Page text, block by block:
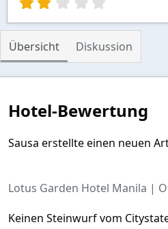
0
0
S
t
e
n
(
)
Übersicht Diskussion
Hotel-Bewertung
Sausa erstellte einen neuen
Lotus Garden Hotel Manila |
Keinen Steinwurf vom